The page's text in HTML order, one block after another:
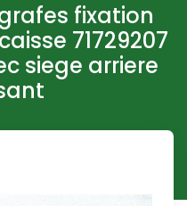
fixation
71729207
siege arriere